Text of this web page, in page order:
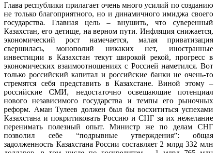
Глава республики прилагает очень много усилий по созданию
не только благоприятного, но и динамичного имиджа своего
государства. Главная цель – внушить, что суверенный
Казахстан, его детище, на верном пути. Инфляция снижается,
экономический рост намечается, малая приватизация
свершилась, монополий никаких нет, иностранные
инвестиции в Казахстан текут широкой рекой, прогресс в
экономических взаимоотношениях с Россией наметился. Вот
только российский капитал и российские банки не очень-то
стремятся себя представить в Казахстане. Виной этому –
российские СМИ, недостаточно освещающие потенциал
нового независимого государства и темпы его рыночных
реформ. Аман Тулеев должен был бы восхититься успехами
Казахстана и покритиковать Россию и СНГ за их нежелание
перенимать полезный опыт. Министр же по делам СНГ
позволил себе “подрывные утверждения”: общая
задолженность Казахстана России составляет 2 млрд 332 млн